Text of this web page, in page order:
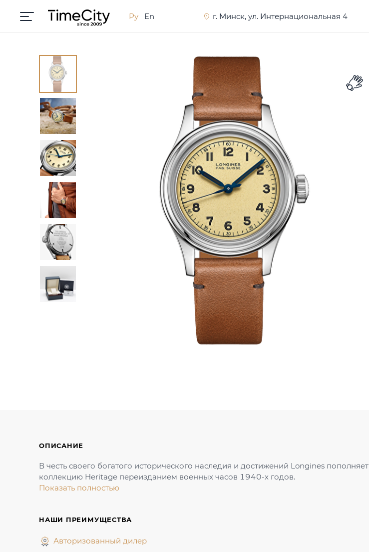
Ру En г. Минск, ул. Интернациональная 4
ОПИСАНИЕ
В честь своего богатого исторического наследия и достижений Longines пополняет
коллекцию Heritage переизданием военных часов 1940-х годов.
Показать полностью
НАШИ ПРЕИМУЩЕСТВА
Авторизованный дилер